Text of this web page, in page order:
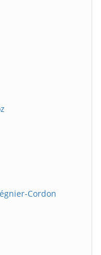
Cordon